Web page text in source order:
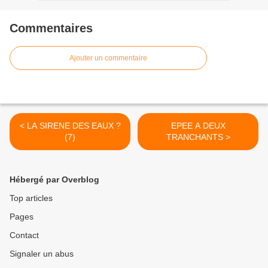
Commentaires
Ajouter un commentaire
< LA SIRENE DES EAUX ?
(7)
EPEE A DEUX
TRANCHANTS >
Hébergé par Overblog
Top articles
Pages
Contact
Signaler un abus